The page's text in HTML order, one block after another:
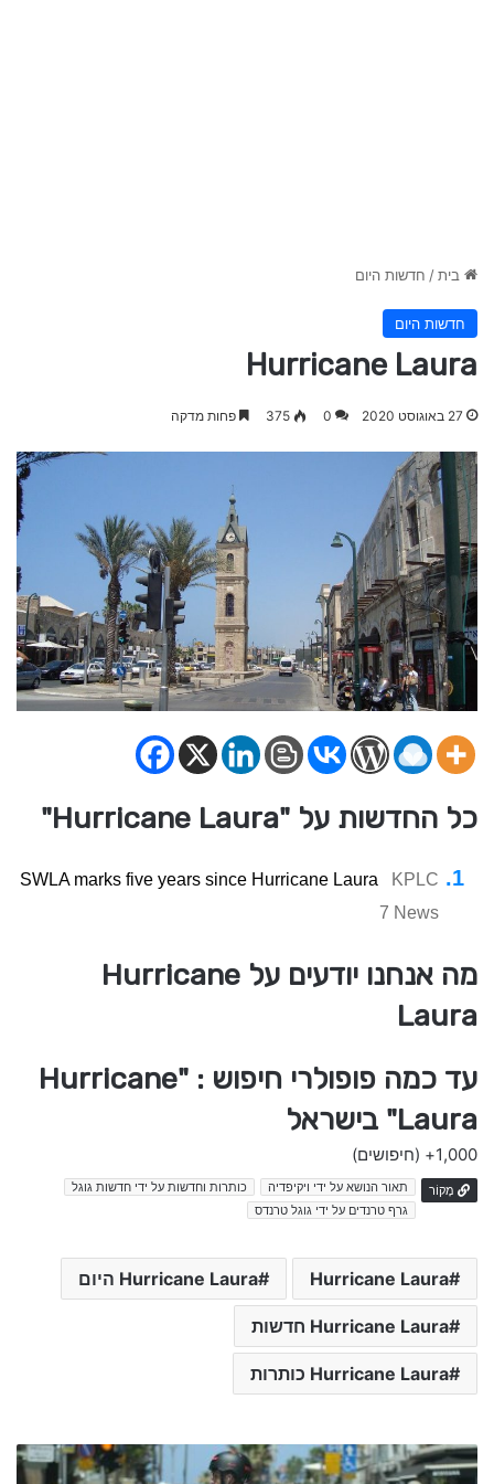
בית/ חדשות היום
חדשות היום
Hurricane Laura
27 באוגוסט 2020 0
375 פחות מדקה
כל החדשות על "Hurricane Laura"
SWLA marks five years since Hurricane Laura
KPLC
7 News
מה אנחנו יודעים על Hurricane
Laura
עד כמה פופולרי חיפוש : "Hurricane
Laura" בישראל
1,000+ (חיפושים)
מָקוֹר תאור הנושא על ידי ויקיפדיה
כותרות וחדשות על ידי חדשות גוגל
גרף טרנדים על ידי גוגל טרנדס
Hurricane Laura Hurricane Laura היום
Hurricane Laura חדשות
Hurricane Laura כותרות
B
e